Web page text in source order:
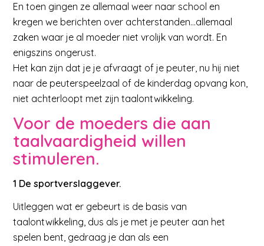
En toen gingen ze allemaal weer naar school en
kregen we berichten over achterstanden…allemaal
zaken waar je al moeder niet vrolijk van wordt. En
enigszins ongerust.
Het kan zijn dat je je afvraagt of je peuter, nu hij niet
naar de peuterspeelzaal of de kinderdag opvang kon,
niet achterloopt met zijn taalontwikkeling.
Voor de moeders die aan
taalvaardigheid willen
stimuleren.
1 De sportverslaggever.
Uitleggen wat er gebeurt is de basis van
taalontwikkeling, dus als je met je peuter aan het
spelen bent, gedraag je dan als een